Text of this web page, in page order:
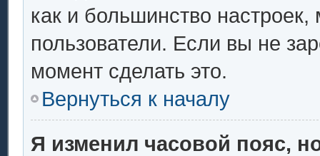
как и большинство настроек,
пользователи. Если вы не
момент сделать это.
Вернуться к началу
Я изменил часовой пояс,